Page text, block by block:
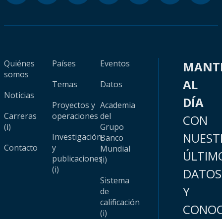
Quiénes
somos
Noticias
Carreras
(i)
Contacto
Países
Temas
Proyectos y
operaciones
Investigación
y
publicaciones
(i)
Eventos
Datos
Academia
del
Grupo
Banco
Mundial
(i)
Sistema
de
calificación
(i)
AL
DÍA
CON
DATOS
Y